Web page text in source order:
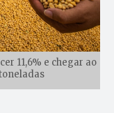
11,6% e chegar ao